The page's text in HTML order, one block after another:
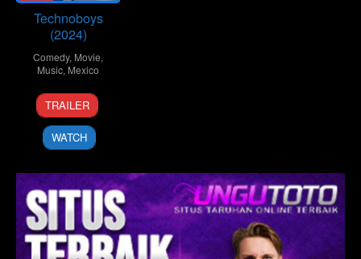
Technoboys
(2024)
Comedy, Movie,
Music, Mexico
5
Sep
2024
Gerardo
Gatica
TRAILER
WATCH